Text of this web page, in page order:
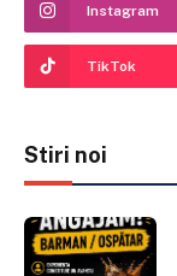
Instagram
TikTok
Stiri noi